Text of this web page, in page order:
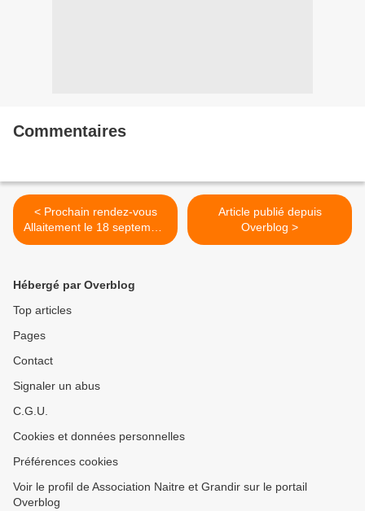
Commentaires
< Prochain rendez-vous
Allaitement le 18 septembre
à Marvejols
Article publié depuis
Overblog >
Hébergé par Overblog
Top articles
Pages
Contact
Signaler un abus
C.G.U.
Cookies et données personnelles
Préférences cookies
Voir le profil de Association Naitre et Grandir sur le portail
Overblog